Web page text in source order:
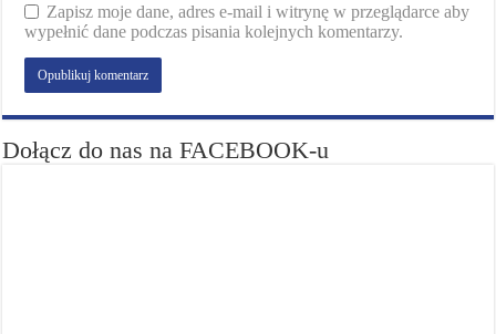
Zapisz moje dane, adres e-mail i witrynę w przeglądarce aby
wypełnić dane podczas pisania kolejnych komentarzy.
Dołącz do nas na FACEBOOK-u